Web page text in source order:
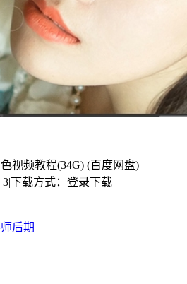
视频教程(34G) (百度网盘)
3|下载方式：登录下载
后期